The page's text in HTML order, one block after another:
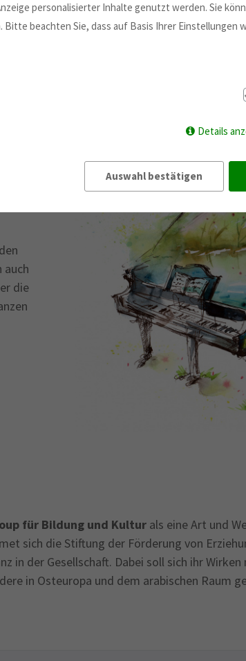
auch
die
für Bildung und Kultur als eine Art und
sich die Stiftung der Förderung von
der Gesellschaft. Dabei soll sich ihr
in Osteuropa und dem arabischen Raum
personalisierter Inhalte genutzt werden. Sie
beachten Sie, dass auf Basis Ihrer Einstellungen
Details
Auswahl bestätigen